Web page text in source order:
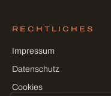
RECHTLICHES
Impressum
Datenschutz
Cookies